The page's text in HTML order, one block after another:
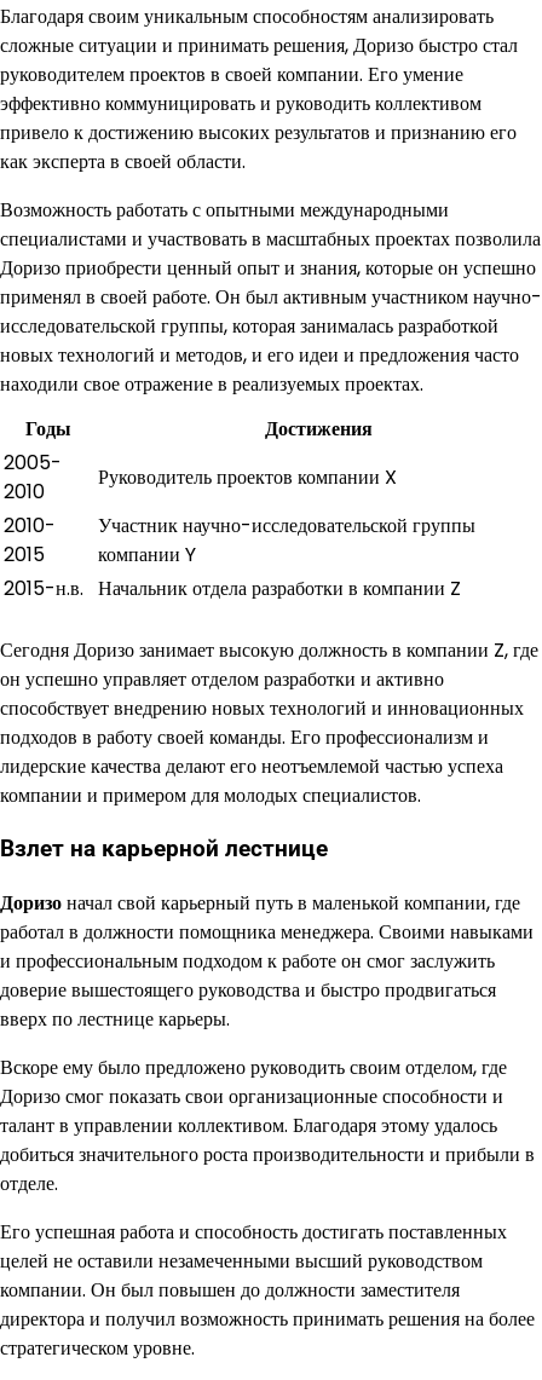
Благодаря своим уникальным способностям анализировать
сложные ситуации и принимать решения, Доризо быстро стал
руководителем проектов в своей компании. Его умение
эффективно коммуницировать и руководить коллективом
привело к достижению высоких результатов и признанию его
как эксперта в своей области.
Возможность работать с опытными международными
специалистами и участвовать в масштабных проектах позволила
Доризо приобрести ценный опыт и знания, которые он успешно
применял в своей работе. Он был активным участником научно-
исследовательской группы, которая занималась разработкой
новых технологий и методов, и его идеи и предложения часто
находили свое отражение в реализуемых проектах.
Годы
Достижения
2005-
2010
Руководитель проектов компании X
2010-
2015
Участник научно-исследовательской группы
компании Y
2015-н.в. Начальник отдела разработки в компании Z
Сегодня Доризо занимает высокую должность в компании Z, где
он успешно управляет отделом разработки и активно
способствует внедрению новых технологий и инновационных
подходов в работу своей команды. Его профессионализм и
лидерские качества делают его неотъемлемой частью успеха
компании и примером для молодых специалистов.
Взлет на карьерной лестнице
Доризоначал свой карьерный путь в маленькой компании, где
работал в должности помощника менеджера. Своими навыками
и профессиональным подходом к работе он смог заслужить
доверие вышестоящего руководства и быстро продвигаться
вверх по лестнице карьеры.
Вскоре ему было предложено руководить своим отделом, где
Доризо смог показать свои организационные способности и
талант в управлении коллективом. Благодаря этому удалось
добиться значительного роста производительности и прибыли в
отделе.
Его успешная работа и способность достигать поставленных
целей не оставили незамеченными высший руководством
компании. Он был повышен до должности заместителя
директора и получил возможность принимать решения на более
стратегическом уровне.